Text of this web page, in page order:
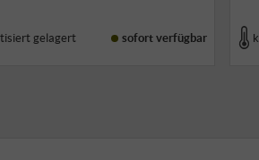
gelagert sofort verfügbar